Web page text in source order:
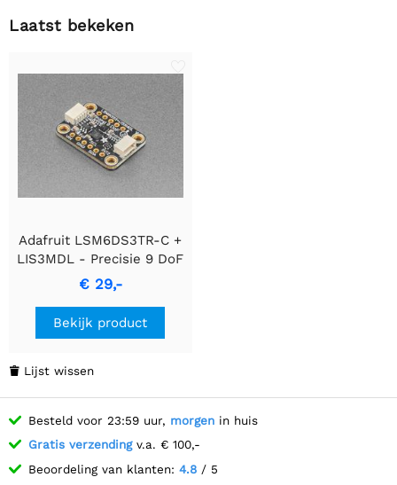
Laatst bekeken
Adafruit LSM6DS3TR-C +
LIS3MDL - Precisie 9 DoF
IMU
€ 29,-
Bekijk product
 Lijst wissen
Besteld voor 23:59 uur, morgen in huis
Gratis verzendingv.a. € 100,-
Beoordeling van klanten: 4.8 / 5